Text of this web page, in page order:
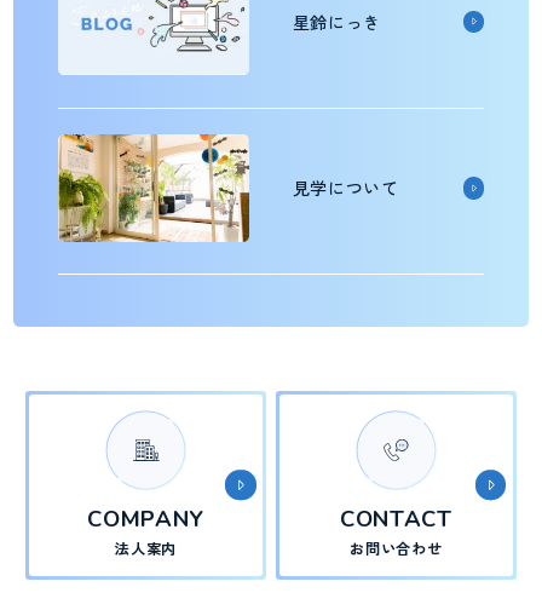
星鈴にっき
見学について
COMPANY
法人案内
CONTACT
お問い合わせ